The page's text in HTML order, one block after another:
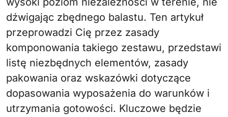
dźwigając zbędnego balastu. Ten artykuł
przeprowadzi Cię przez zasady
komponowania takiego zestawu, przedstawi
listę niezbędnych elementów, zasady
pakowania oraz wskazówki dotyczące
dopasowania wyposażenia do warunków i
utrzymania gotowości. Kluczowe będzie